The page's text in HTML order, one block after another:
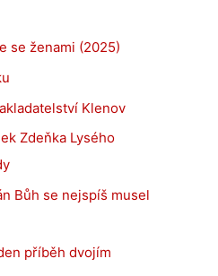
se ženami (2025)
Klenov
Zdeňka Lysého
Bůh se nejspíš musel
příběh dvojím